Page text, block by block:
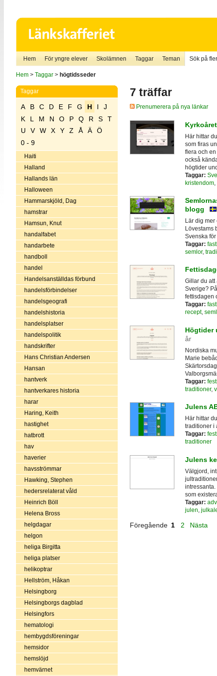
Hem För yngre elever Skolämnen Taggar Teman Sök på
Hem> Taggar> högtidsseder
Taggar
A B C D E F G H I
J
K
L M N O P Q R S
T
U
V W X Y Z Å Ä
Ö
0 - 9
Haiti
Halland
Hallands län
Halloween
Hammarskjöld, Dag
hamstrar
Hamsun, Knut
handalfabet
handarbete
handboll
handel
Handelsanställdas förbund
handelsförbindelser
handelsgeografi
handelshistoria
handelsplatser
handelspolitik
handskrifter
Hans Christian Andersen
Hansan
hantverk
hantverkares historia
harar
Haring, Keith
hastighet
hatbrott
hav
haverier
havsströmmar
Hawking, Stephen
hedersrelaterat våld
Heinrich Böll
Helena Bross
helgdagar
helgon
heliga Birgitta
heliga platser
helikoptrar
Hellström, Håkan
Helsingborg
Helsingborgs dagblad
Helsingfors
hematologi
hembygdsföreningar
hemsidor
hemslöjd
hemvärnet
7 träffar
Prenumerera på nya länkar
Här hittar
som firas
flera och
också
högtider
Taggar:
kristendom,
blogg
Lär dig
Lövestams
Svenska
Taggar:
semlor,
Gillar du att
Sverige?
fettisdagen
Taggar:
recept,
Högtider
år
Nordiska
Marie
Taggar:
traditioner,
Julens
Här hittar
traditioner i
Taggar:
traditioner
Julens
Välgjord,
intressanta.
som
Taggar:
julen
Föregående 1 2 Nästa